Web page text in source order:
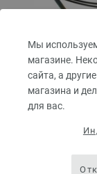
Мы
магазине.
сайта, а
магазина и
для вас.
Круговые